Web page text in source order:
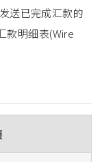
送已完成汇款的
款明细表(Wire